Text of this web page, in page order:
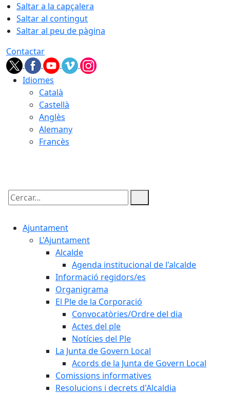
Saltar a la capçalera
Saltar al contingut
Saltar al peu de pàgina
Contactar
Idiomes
Català
Castellà
Anglès
Alemany
Francès
Cercar:
Ajuntament
L'Ajuntament
Alcalde
Agenda institucional de l'alcalde
Informació regidors/es
Organigrama
El Ple de la Corporació
Convocatòries/Ordre del dia
Actes del ple
Notícies del Ple
La Junta de Govern Local
Acords de la Junta de Govern Local
Comissions informatives
Resolucions i decrets d'Alcaldia